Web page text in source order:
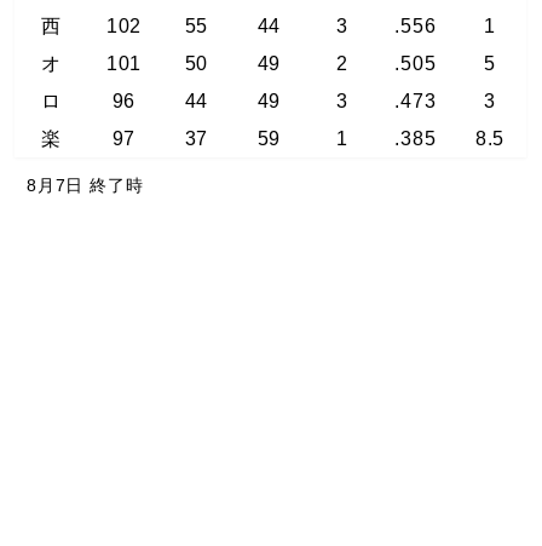
西
102 55 44 3 .556
1
オ
101 50 49 2 .505
5
ロ
96 44 49 3 .473
3
楽
97 37 59 1 .385 8.5
8月7日 終了時